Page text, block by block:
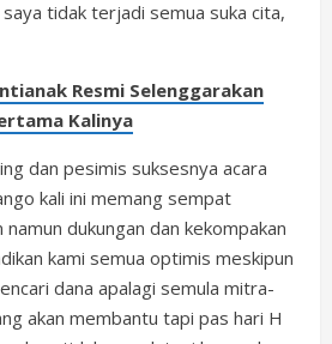
tidak terjadi semua suka cita,
Resmi Selenggarakan
Kalinya
dan pesimis suksesnya acara
kali ini memang sempat
dukungan dan kekompakan
kami semua optimis meskipun
dana apalagi semula mitra-
akan membantu tapi pas hari H